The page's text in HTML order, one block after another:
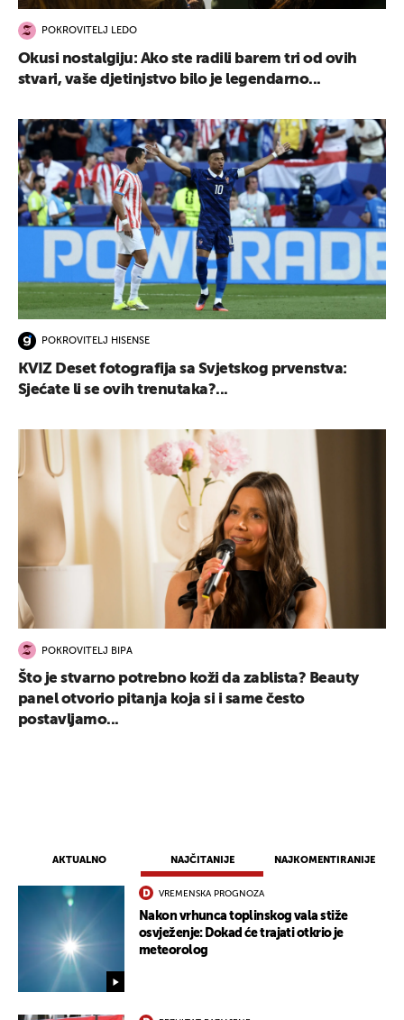
AKTUALNO NAJČITANIJE NAJKOMENTIRANIJE
VREMENSKA PROGNOZA
Nakon vrhunca toplinskog vala stiže
osvježenje: Dokad će trajati otkrio je
meteorolog
POKROVITELJ LEDO
Okusi nostalgiju: Ako ste radili barem tri od ovih
stvari, vaše djetinjstvo bilo je legendarno...
POKROVITELJ HISENSE
KVIZ Deset fotografija sa Svjetskog prvenstva:
Sjećate li se ovih trenutaka?...
POKROVITELJ BIPA
Što je stvarno potrebno koži da zablista? Beauty
panel otvorio pitanja koja si i same često
postavljamo...